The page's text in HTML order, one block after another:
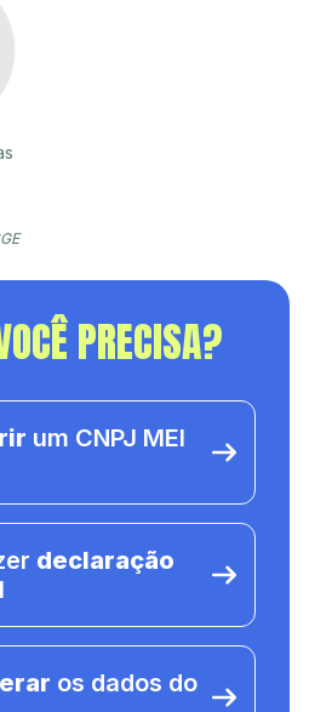
PRECISA?
um CNPJ MEI
declaração
os dados do